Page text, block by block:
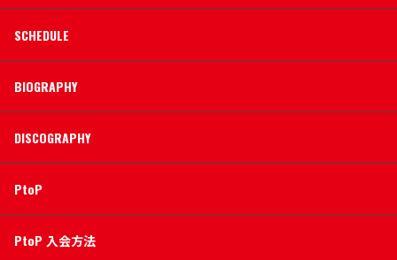
SCHEDULE
BIOGRAPHY
DISCOGRAPHY
PtoP
PtoP 入会方法